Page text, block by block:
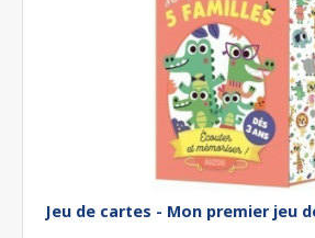
Jeu de cartes - Mon premier jeu